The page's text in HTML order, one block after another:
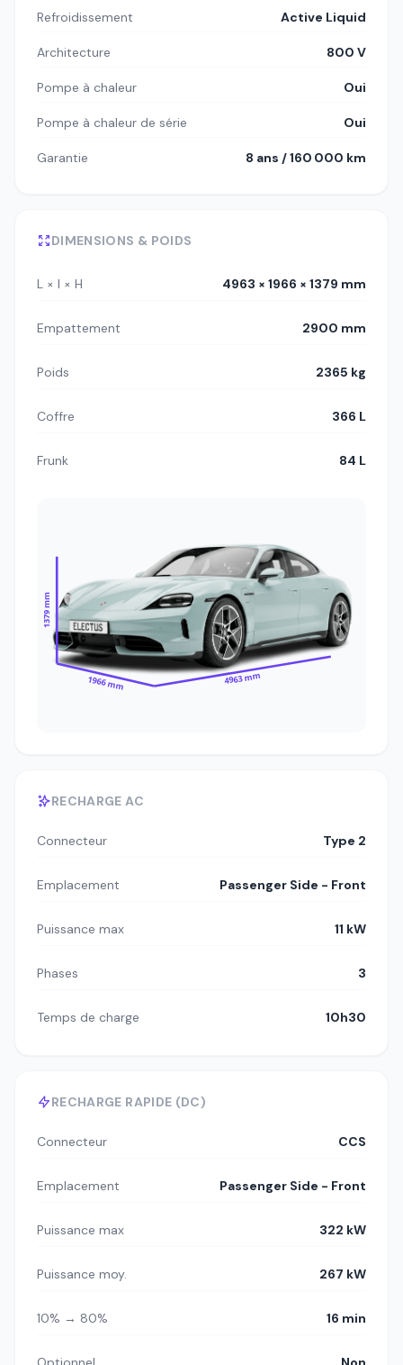
Refroidissement Active Liquid
Architecture 800 V
Pompe à chaleur Oui
Pompe à chaleur de série Oui
Garantie 8 ans / 160 000 km
DIMENSIONS & POIDS
L × l × H 4963 × 1966 × 1379 mm
Empattement 2900 mm
Poids 2365 kg
Coffre 366 L
Frunk 84 L
1379 mm
1966 mm 4963 mm
RECHARGE AC
Connecteur Type 2
Emplacement Passenger Side - Front
Puissance max 11 kW
Phases 3
Temps de charge 10h30
RECHARGE RAPIDE (DC)
Connecteur CCS
Emplacement Passenger Side - Front
Puissance max 322 kW
Puissance moy. 267 kW
10% → 80% 16 min